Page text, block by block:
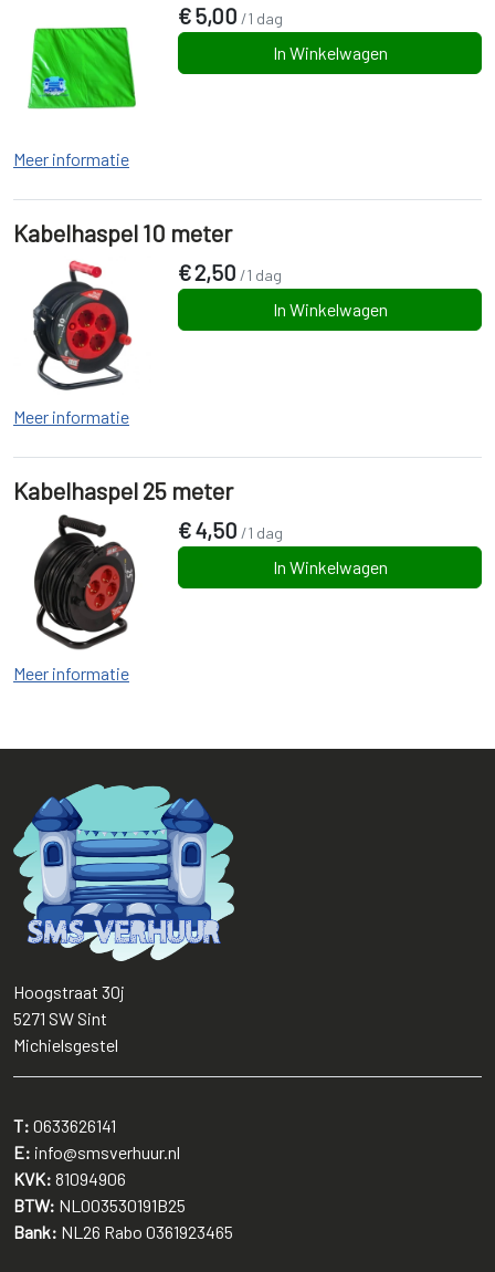
€5,00 /1 dag
In Winkelwagen
Meer informatie
Kabelhaspel 10 meter
€2,50 /1 dag
In Winkelwagen
Meer informatie
Kabelhaspel 25 meter
€4,50 /1 dag
In Winkelwagen
Meer informatie
Hoogstraat 30j
5271 SW Sint
Michielsgestel
T: 0633626141
E: info@smsverhuur.nl
KVK: 81094906
BTW: NL003530191B25
Bank: NL26 Rabo 0361923465